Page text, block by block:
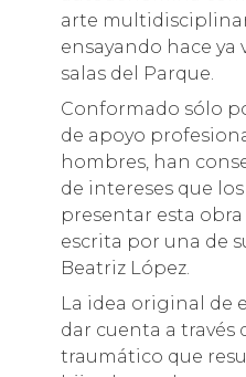
arte
ensayando hace ya
salas del Parque.
Conformado sólo
de apoyo
hombres, han
de intereses que
presentar esta
escrita por una de
Beatriz López.
La idea original de
dar cuenta a través
traumático que